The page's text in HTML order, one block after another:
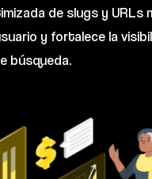
de slugs y URLs
y fortalece la
búsqueda.